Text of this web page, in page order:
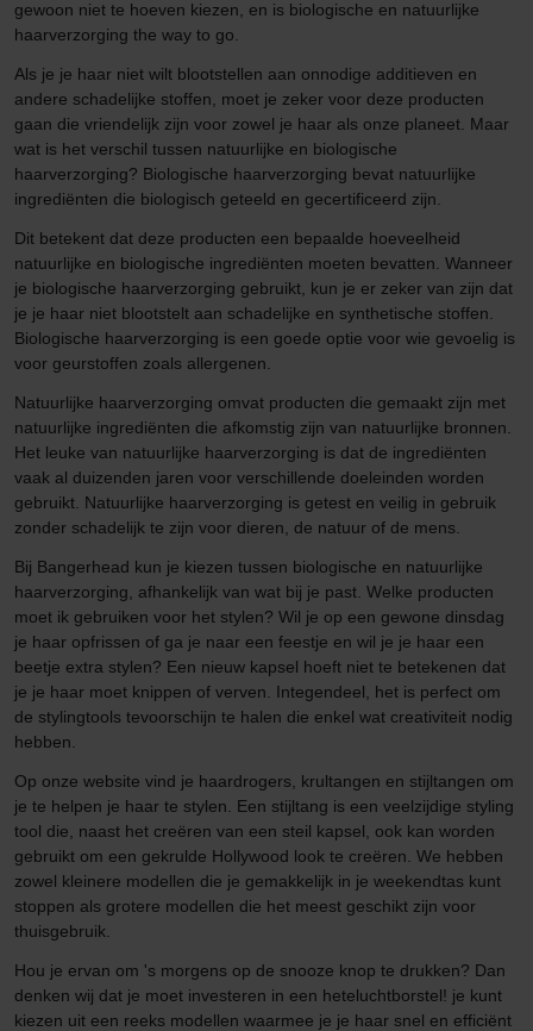
gewoon niet te hoeven kiezen, en is biologische en natuurlijke
haarverzorging the way to go.
Als je je haar niet wilt blootstellen aan onnodige additieven en
andere schadelijke stoffen, moet je zeker voor deze producten
gaan die vriendelijk zijn voor zowel je haar als onze planeet. Maar
wat is het verschil tussen natuurlijke en biologische
haarverzorging? Biologische haarverzorging bevat natuurlijke
ingrediënten die biologisch geteeld en gecertificeerd zijn.
Dit betekent dat deze producten een bepaalde hoeveelheid
natuurlijke en biologische ingrediënten moeten bevatten. Wanneer
je biologische haarverzorging gebruikt, kun je er zeker van zijn dat
je je haar niet blootstelt aan schadelijke en synthetische stoffen.
Biologische haarverzorging is een goede optie voor wie gevoelig is
voor geurstoffen zoals allergenen.
Natuurlijke haarverzorging omvat producten die gemaakt zijn met
natuurlijke ingrediënten die afkomstig zijn van natuurlijke bronnen.
Het leuke van natuurlijke haarverzorging is dat de ingrediënten
vaak al duizenden jaren voor verschillende doeleinden worden
gebruikt. Natuurlijke haarverzorging is getest en veilig in gebruik
zonder schadelijk te zijn voor dieren, de natuur of de mens.
Bij Bangerhead kun je kiezen tussen biologische en natuurlijke
haarverzorging, afhankelijk van wat bij je past. Welke producten
moet ik gebruiken voor het stylen? Wil je op een gewone dinsdag
je haar opfrissen of ga je naar een feestje en wil je je haar een
beetje extra stylen? Een nieuw kapsel hoeft niet te betekenen dat
je je haar moet knippen of verven. Integendeel, het is perfect om
de stylingtools tevoorschijn te halen die enkel wat creativiteit nodig
hebben.
Op onze website vind je haardrogers, krultangen en stijltangen om
je te helpen je haar te stylen. Een stijltang is een veelzijdige styling
tool die, naast het creëren van een steil kapsel, ook kan worden
gebruikt om een gekrulde Hollywood look te creëren. We hebben
zowel kleinere modellen die je gemakkelijk in je weekendtas kunt
stoppen als grotere modellen die het meest geschikt zijn voor
thuisgebruik.
Hou je ervan om 's morgens op de snooze knop te drukken? Dan
denken wij dat je moet investeren in een heteluchtborstel! je kunt
kiezen uit een reeks modellen waarmee je je haar snel en efficiënt